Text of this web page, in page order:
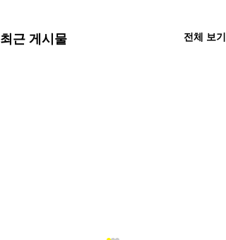
최근 게시물 전체 보기